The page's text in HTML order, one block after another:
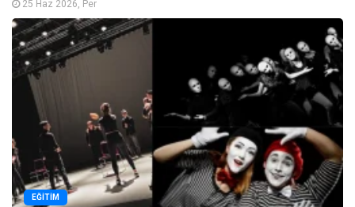
25 Haz 2026, Per
EĞITIM